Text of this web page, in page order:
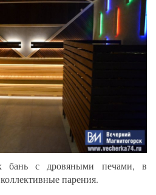
бань с дровяными печами, в
парения.